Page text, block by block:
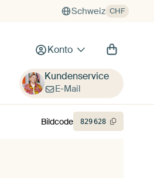
Schweiz CHF
Konto
Kundenservice
E-Mail
Bildcode 829628